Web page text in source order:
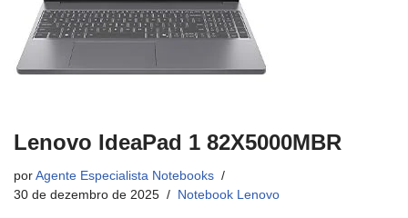
Lenovo IdeaPad 1 82X5000MBR
por Agente Especialista Notebooks
30 de dezembro de 2025
Notebook Lenovo